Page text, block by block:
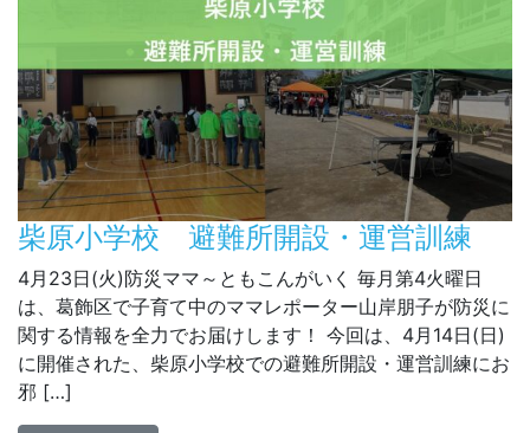
柴原小学校 避難所開設・運営訓練
4月23日(火)防災ママ～ともこんがいく 毎月第4火曜日
は、葛飾区で子育て中のママレポーター山岸朋子が防災に
関する情報を全力でお届けします！ 今回は、4月14日(日)
に開催された、柴原小学校での避難所開設・運営訓練にお
邪 […]